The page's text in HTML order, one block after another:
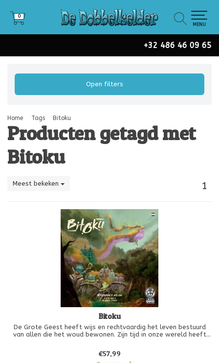
+32 486 46 09 65
0
0
MENU
Open filters
Home Tags Bitoku
Producten getagd met
Bitoku
Meest bekeken 1
Bitoku
De Grote Geest heeft wijs en rechtvaardig het leven bestuurd
van allen die het woud bewonen. Zijn tijd in onze wereld heeft
echter
€57,99